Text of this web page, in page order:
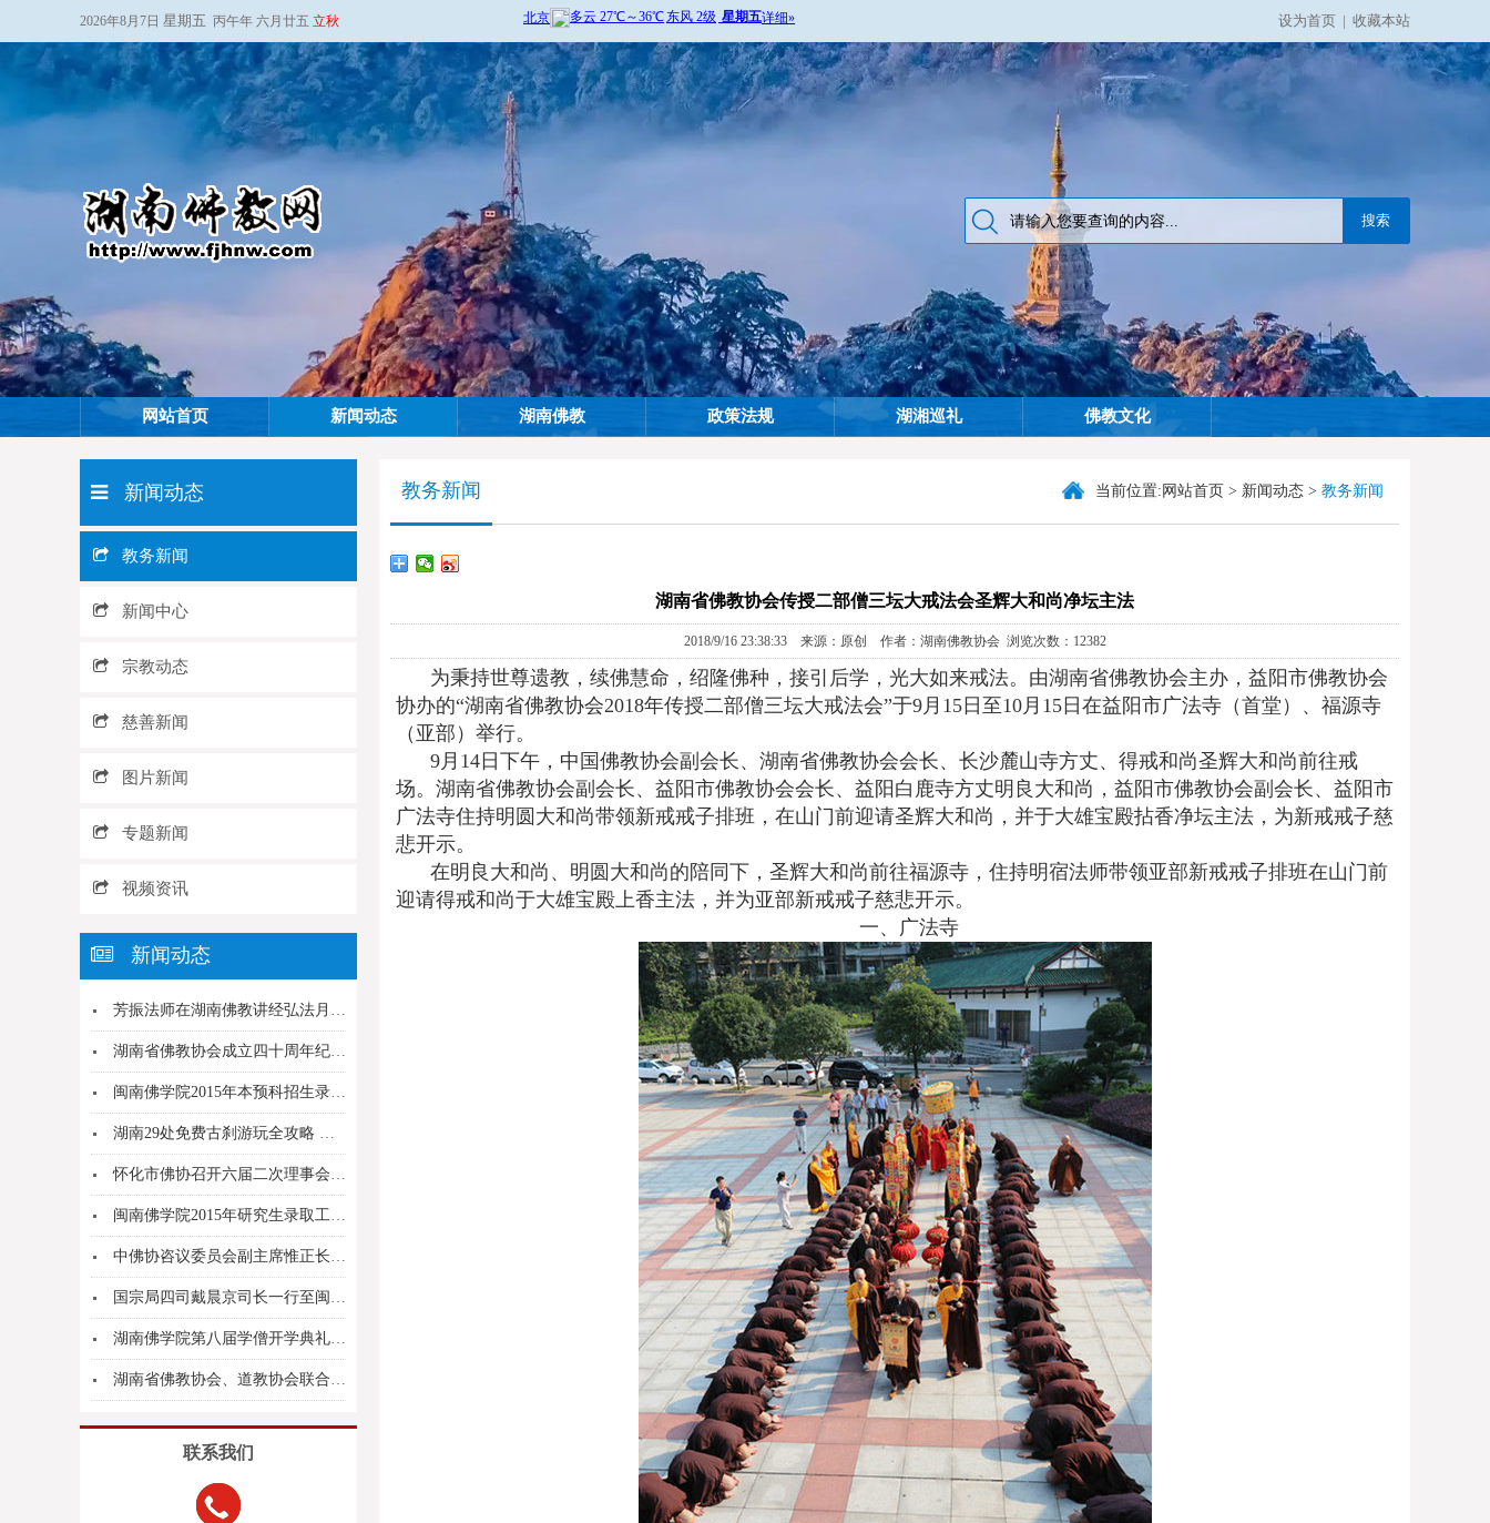
2026年8月7日 星期五 丙午年 六月廿五 立秋 设为首页 | 收藏本站
网站首页 新闻动态 湖南佛教 政策法规 湖湘巡礼 佛教文化
新闻动态
教务新闻
新闻中心
宗教动态
慈善新闻
图片新闻
专题新闻
视频资讯
新闻动态
芳振法师在湖南佛教讲经弘法月上宣讲《六祖坛经》...
湖南省佛教协会成立四十周年纪念活动闭幕式暨八届...
闽南佛学院2015年本预科招生录取工作圆满结束
湖南29处免费古刹游玩全攻略 新年祈福无忧虑
怀化市佛协召开六届二次理事会议暨市佛协监事会揭...
闽南佛学院2015年研究生录取工作顺利完成
中佛协咨议委员会副主席惟正长老治丧委员会
国宗局四司戴晨京司长一行至闽南佛学院女众部考察
湖南佛学院第八届学僧开学典礼在长沙麓山寺举行
湖南省佛教协会、道教协会联合举办系统推进佛教道...
联系我们
教务新闻 当前位置: 网站首页 > 新闻动态 > 教务新闻
湖南省佛教协会传授二部僧三坛大戒法会圣辉大和尚净坛主法
2018/9/16 23:38:33 来源：原创 作者：湖南佛教协会 浏览次数：12382
为秉持世尊遗教，续佛慧命，绍隆佛种，接引后学，光大如来戒法。由湖南省佛教协会主办，益阳市佛教协会
协办的“湖南省佛教协会2018年传授二部僧三坛大戒法会”于9月15日至10月15日在益阳市广法寺（首堂）、福源寺
（亚部）举行。
9月14日下午，中国佛教协会副会长、湖南省佛教协会会长、长沙麓山寺方丈、得戒和尚圣辉大和尚前往戒
场。湖南省佛教协会副会长、益阳市佛教协会会长、益阳白鹿寺方丈明良大和尚，益阳市佛教协会副会长、益阳市
广法寺住持明圆大和尚带领新戒戒子排班，在山门前迎请圣辉大和尚，并于大雄宝殿拈香净坛主法，为新戒戒子慈
悲开示。
在明良大和尚、明圆大和尚的陪同下，圣辉大和尚前往福源寺，住持明宿法师带领亚部新戒戒子排班在山门前
迎请得戒和尚于大雄宝殿上香主法，并为亚部新戒戒子慈悲开示。
一、广法寺